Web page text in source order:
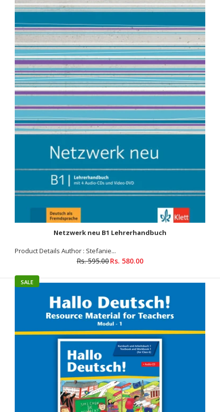
Netzwerk neu B1 Lehrerhandbuch
Rs. 595.00Rs. 580.00
Product Details Author : Stefanie Dengler, Tanja Mayr-Sieber,
Paul Rusch, Helen Schmitz, Anna Pilaski, Katja Wirth Binding
: Paperback...
Netzwerk neu B1 Lehrerhandbuch
Product Details Author : Stefanie...
Rs. 595.00Rs. 580.00
SALE